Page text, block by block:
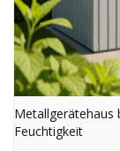
Metallgerätehaus
Feuchtigkeit